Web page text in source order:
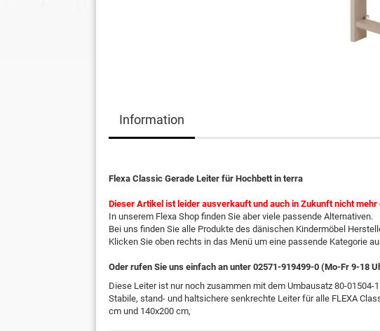
Information
Flexa Classic Gerade Leiter für Hochbett in terra
Dieser Artikel ist leider ausverkauft und auch in Zukunft nicht mehr
In unserem Flexa Shop finden Sie aber viele passende Alternativen.
Bei uns finden Sie alle Produkte des dänischen Kindermöbel
Klicken Sie oben rechts in das Menü um eine passende Kategorie
Oder rufen Sie uns einfach an unter 02571-919499-0 (Mo-Fr 9-18
Diese Leiter ist nur noch zusammen mit dem Umbausatz 80-01504-
Stabile, stand- und haltsichere senkrechte Leiter für alle FLEXA
cm und 140x200 cm,